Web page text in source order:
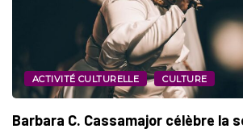
ACTIVITÉ CULTURELLE CULTURE
Amour”, on brise les amitiés